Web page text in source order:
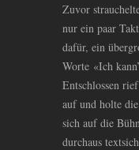
Zuvor
nur ein paar
dafür, ein
Worte «Ich
Entschlossen
auf und holte
sich auf die
durchaus